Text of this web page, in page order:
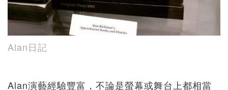
Alan日記
Alan演藝經驗豐富，不論是螢幕或舞台上都相當